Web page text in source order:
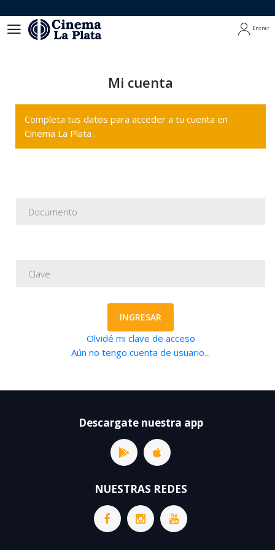
Entrar
Mi cuenta
Completa tus datos para acceder a tu cuenta en
Cinema La Plata .
INGRESAR
Olvidé mi clave de acceso
Aún no tengo cuenta de usuario...
Descargate nuestra app
NUESTRAS REDES